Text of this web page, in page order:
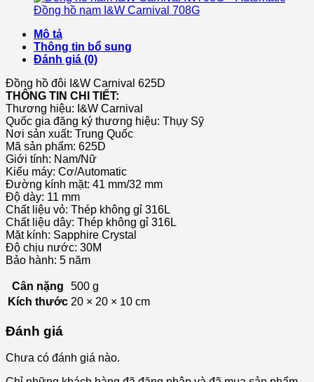
Đồng hồ nam I&W Carnival 708G
Mô tả
Thông tin bổ sung
Đánh giá (0)
Đồng hồ đôi I&W Carnival 625D
THÔNG TIN CHI TIẾT:
Thương hiệu: I&W Carnival
Quốc gia đăng ký thương hiệu: Thụy Sỹ
Nơi sản xuất: Trung Quốc
Mã sản phẩm: 625D
Giới tính: Nam/Nữ
Kiểu máy: Cơ/Automatic
Đường kính mặt: 41 mm/32 mm
Độ dày: 11 mm
Chất liệu vỏ: Thép không gỉ 316L
Chất liệu dây: Thép không gỉ 316L
Mặt kính: Sapphire Crystal
Độ chịu nước: 30M
Bảo hành: 5 năm
Cân nặng
500 g
Kích thước 20 × 20 × 10 cm
Đánh giá
Chưa có đánh giá nào.